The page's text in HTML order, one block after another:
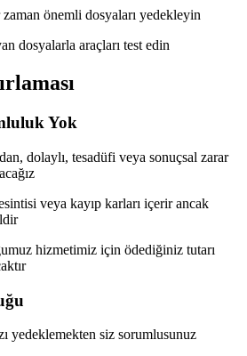
önemli dosyaları yedekleyin
dosyalarla araçları test edin
Yok
dolaylı, tesadüfi veya sonuçsal zarar
veya kayıp karları içerir ancak
hizmetimiz için ödediğiniz tutarı
yedeklemekten siz sorumlusunuz